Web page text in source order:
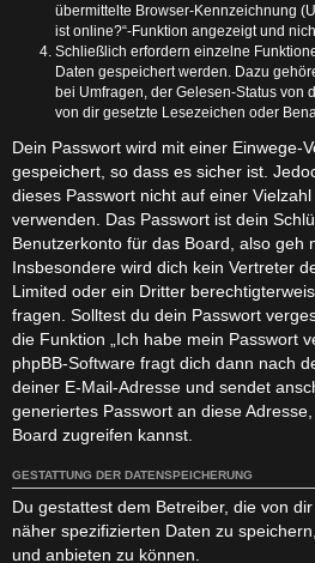
übermittelte Browser-Kennzeichnung
ist online?“-Funktion angezeigt und
Schließlich erfordern einzelne
Daten gespeichert werden. Dazu
bei Umfragen, der Gelesen-Status von
von dir gesetzte Lesezeichen oder
Dein Passwort wird mit einer Einwege-
gespeichert, so dass es sicher ist.
dieses Passwort nicht auf einer
verwenden. Das Passwort ist dein
Benutzerkonto für das Board, also geh
Insbesondere wird dich kein Vertreter
Limited oder ein Dritter
fragen. Solltest du dein Passwort
die Funktion „Ich habe mein Passwort
phpBB-Software fragt dich dann nach
deiner E-Mail-Adresse und sendet
generiertes Passwort an diese
Board zugreifen kannst.
GESTATTUNG DER DATENSPEICHERUNG
Du gestattest dem Betreiber, die von
näher spezifizierten Daten zu
und anbieten zu können.